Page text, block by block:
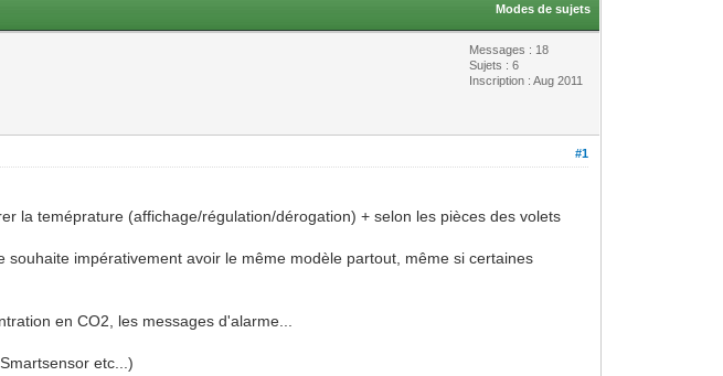
Modes de sujets
Messages : 18
Sujets : 6
Inscription : Aug 2011
#1
la teméprature (affichage/régulation/dérogation) + selon les pièces des volets
impérativement avoir le même modèle partout, même si certaines
en CO2, les messages d'alarme...
etc...)